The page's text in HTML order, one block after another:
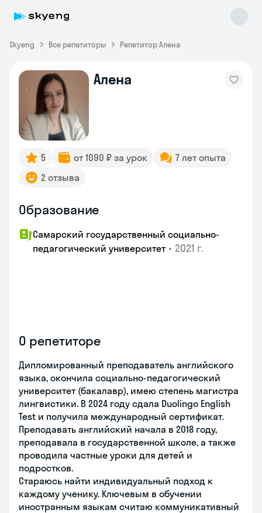
Skyeng Все репетиторы Репетитор Алена
Алена
5 от 1090 ₽ за урок
7 лет опыта
2 отзыва
Образование
Самарский государственный социально-
педагогический университет • 2021 г.
О репетиторе
Дипломированный преподаватель английского
языка, окончила социально-педагогический
университет (бакалавр), имею степень магистра
лингвистики. В 2024 году сдала Duolingo English
Test и получила международный сертификат.
Преподавать английский начала в 2018 году,
преподавала в государственной школе, а также
проводила частные уроки для детей и
подростков.
Стараюсь найти индивидуальный подход к
каждому ученику. Ключевым в обучении
иностранным языкам считаю коммуникативный
Skyeng Chat
online